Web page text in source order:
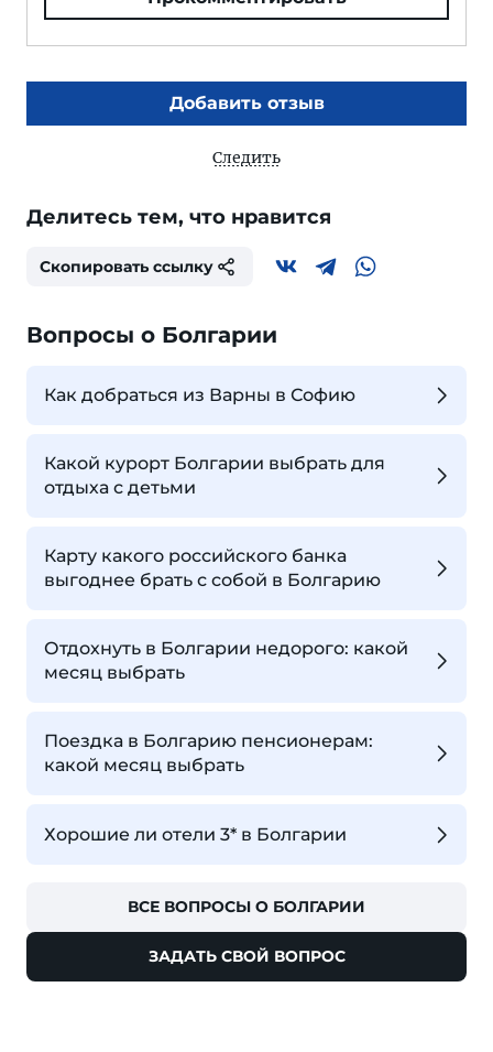
Добавить отзыв
Следить
Делитесь тем, что нравится
Скопировать ссылку
Вопросы о Болгарии
Как добраться из Варны в Софию
Какой курорт Болгарии выбрать для
отдыха с детьми
Карту какого российского банка
выгоднее брать с собой в Болгарию
Отдохнуть в Болгарии недорого: какой
месяц выбрать
Поездка в Болгарию пенсионерам:
какой месяц выбрать
Хорошие ли отели 3* в Болгарии
ВСЕ ВОПРОСЫ О БОЛГАРИИ
ЗАДАТЬ СВОЙ ВОПРОС